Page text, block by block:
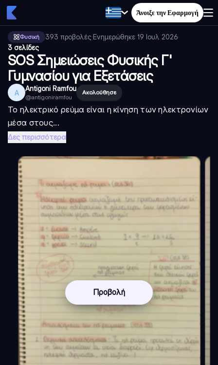
Άνοιξε την Εφαρμογή
Φυσική 393 προβολές·Ενημερώθηκε 19 Ιουλ 2026·
3 σελίδες
SOS Σημειώσεις Φυσικής Γ'
Γυμνασίου για Εξετάσεις
A Antigoni Ramfou
@antigoniramfou
Ακολούθησε
Το ηλεκτρικό ρεύμα είναι η κίνηση των ηλεκτρονίων
μέσα στους...
Δες περισσότερα
Προβολή